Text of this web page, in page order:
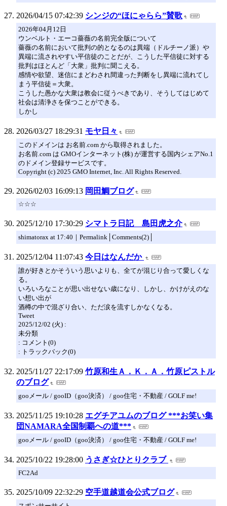
2026/04/15 07:42:39 シンジの“ほにゃらら”賛歌
2026年04月12日
ウンベルト・エーコ薔薇の名前完全版について
薔薇の名前において批判の的となるのは異端（ドルチーノ派）や
異端に流されやすい平信徒のことだが、こうした平信徒に対する
批判はほとんど「大衆」批判に聞こえる。
感情や欲望、迷信にまどわされ間違った判断をし異端に流れてし
まう平信徒＝大衆。
こうした愚かな大衆は教会に従うべきであり、そうしてはじめて
社会は清浄さを保つことができる。
しかし
2026/03/27 18:29:31 モヤ日々
このドメインは お名前.com から取得されました。
お名前.com は GMOインターネット(株) が運営する国内シェアNo.1
のドメイン登録サービスです。
Copyright (c) 2025 GMO Internet, Inc. All Rights Reserved.
2026/02/03 16:09:13 岡田鯛ブログ
☆☆☆
2025/12/10 17:30:29 シマトラ日記 島田虎之介
shimatorax at 17:40｜Permalink│Comments(2)│
2025/12/04 11:07:43 今日はなんだか
誰が好きとかそういう思いよりも、全てが混じり合って愛しくな
る。
いろいろなことが思い出せない歳になり、しかし、かけがえのな
い想い出が
酒樽の中で混ざり合い、ただ涙を流すしかなくなる。
Tweet
2025/12/02 (火) :
未分類
: コメント(0)
: トラックバック(0)
2025/11/27 22:17:09 竹原和生Ａ．Ｋ．Ａ．竹原ピストル
のブログ
gooメール / gooID（goo決済） / goo住宅・不動産 / GOLF me!
2025/11/25 19:10:28 エグチアユムのブログ ***お笑い集
団NAMARA全国制覇への道***
gooメール / gooID（goo決済） / goo住宅・不動産 / GOLF me!
2025/10/22 19:28:00 うさぎ☆ひとりクラブ
FC2Ad
2025/10/09 22:32:29 空手道越道会公式ブログ